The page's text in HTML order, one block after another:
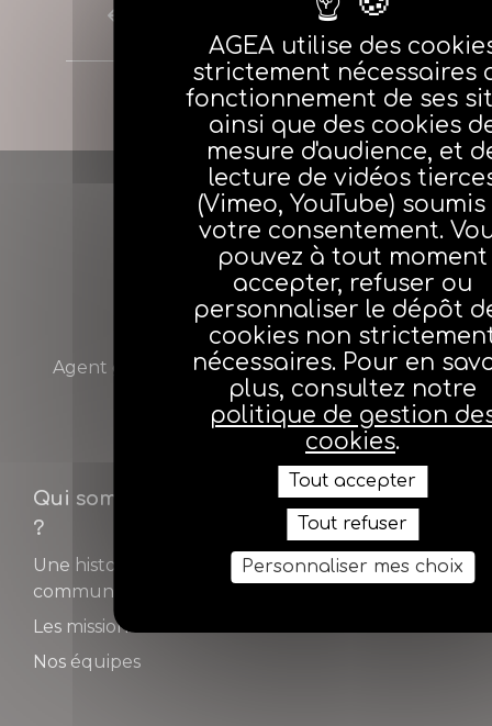
Evènement précédent
Evènement suivant
AGEA
Agent général d’assurance Entreprendre et
Assurer
Qui sommes-nous
?
Une histoire
commune
Les missions d'AGEA
Nos équipes
Adhérer
Pourquoi adhérer ?
Comment adhérer ?
AGEA utilise des
strictement nécessaires
fonctionnement de ses
ainsi que des cookies
mesure d'audience, et
lecture de vidéos
(Vimeo, YouTube) soumis
votre consentement.
pouvez à tout moment
accepter, refuser ou
personnaliser le dépôt
cookies non
nécessaires. Pour en
plus, consultez notre
politique de gestion
cookies.
Tout accepter
Tout refuser
Personnaliser mes choix